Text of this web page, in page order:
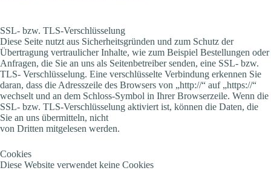
SSL- bzw. TLS-Verschlüsselung
Diese Seite nutzt aus Sicherheitsgründen und zum Schutz der
Übertragung vertraulicher Inhalte, wie zum Beispiel Bestellungen oder
Anfragen, die Sie an uns als Seitenbetreiber senden, eine SSL- bzw.
TLS- Verschlüsselung. Eine verschlüsselte Verbindung erkennen Sie
daran, dass die Adresszeile des Browsers von „http://“ auf „https://“
wechselt und an dem Schloss-Symbol in Ihrer Browserzeile. Wenn die
SSL- bzw. TLS-Verschlüsselung aktiviert ist, können die Daten, die
Sie an uns übermitteln, nicht
von Dritten mitgelesen werden.
Cookies
Diese Website verwendet keine Cookies